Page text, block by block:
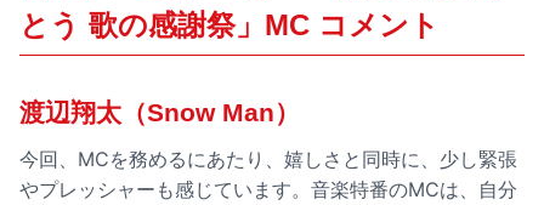
とう 歌の感謝祭」MC コメント
渡辺翔太（Snow Man）
今回、MCを務めるにあたり、嬉しさと同時に、少し緊張
やプレッシャーも感じています。音楽特番のMCは、自分